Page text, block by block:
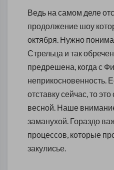
Ведь на самом деле
продолжение шоу
октября. Нужно
Стрельца и так
предрешена, когда с
неприкосновенность.
отставку сейчас, то
весной. Наше
заманухой. Гораздо
процессов, которые
закулисье.